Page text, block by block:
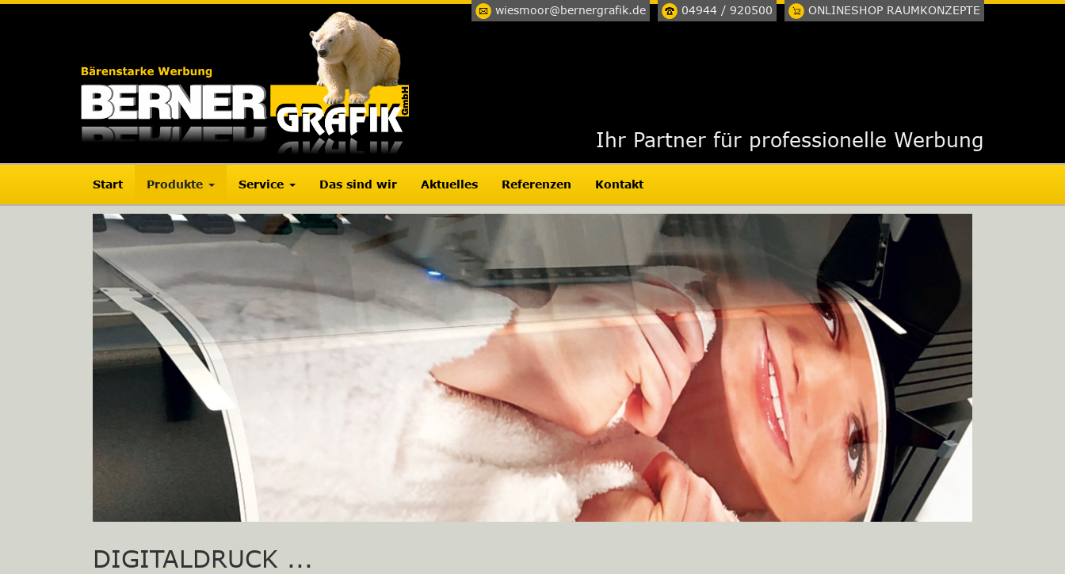
ONLINESHOP RAUMKONZEPTE
04944 / 920500
wiesmoor@bernergrafik.de
Ihr Partner für professionelle Werbung
Start Produkte Service Das sind wir Aktuelles Referenzen Kontakt
DIGITALDRUCK ...